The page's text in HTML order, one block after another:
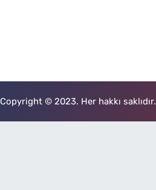
Copyright © 2023. Her hakkı saklıdır.